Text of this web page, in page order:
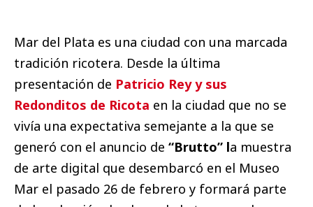
Mar del Plata es una ciudad con una marcada
tradición ricotera. Desde la última
presentación de Patricio Rey y sus
Redonditos de Ricota en la ciudad que no se
vivía una expectativa semejante a la que se
generó con el anuncio de “Brutto” la muestra
de arte digital que desembarcó en el Museo
Mar el pasado 26 de febrero y formará parte